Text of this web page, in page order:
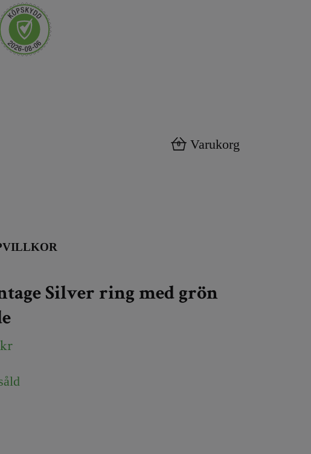
0 Varukorg
Silver ring med grön